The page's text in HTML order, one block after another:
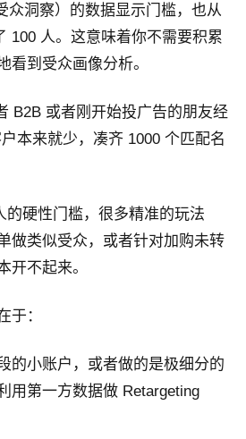
众洞察）的数据显示门槛，也从
100 人。这意味着你不需要积累
看到受众画像分析。
B2B 或者刚开始投广告的朋友经
本来就少，凑齐 1000 个匹配名
的硬性门槛，很多精准的玩法
做类似受众，或者针对加购未转
开不起来。
于：
的小账户，或者做的是极细分的
用第一方数据做 Retargeting